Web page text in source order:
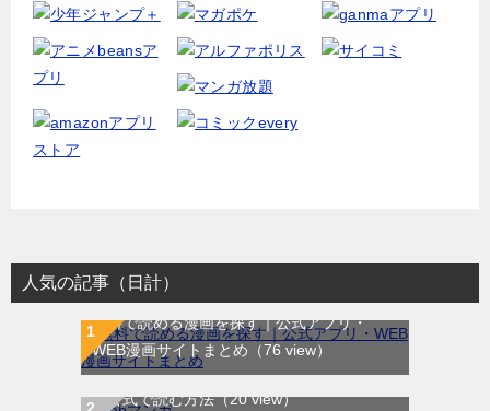
人気の記事（日計）
無料で読める漫画を探す｜公式アプリ・
WEB漫画サイトまとめ （76 view）
WEB漫画サイト一覧｜ブラウザで無料漫画
を公式で読む方法（20 view）
龍と苺｜最新刊第4巻！全巻無料で読める公